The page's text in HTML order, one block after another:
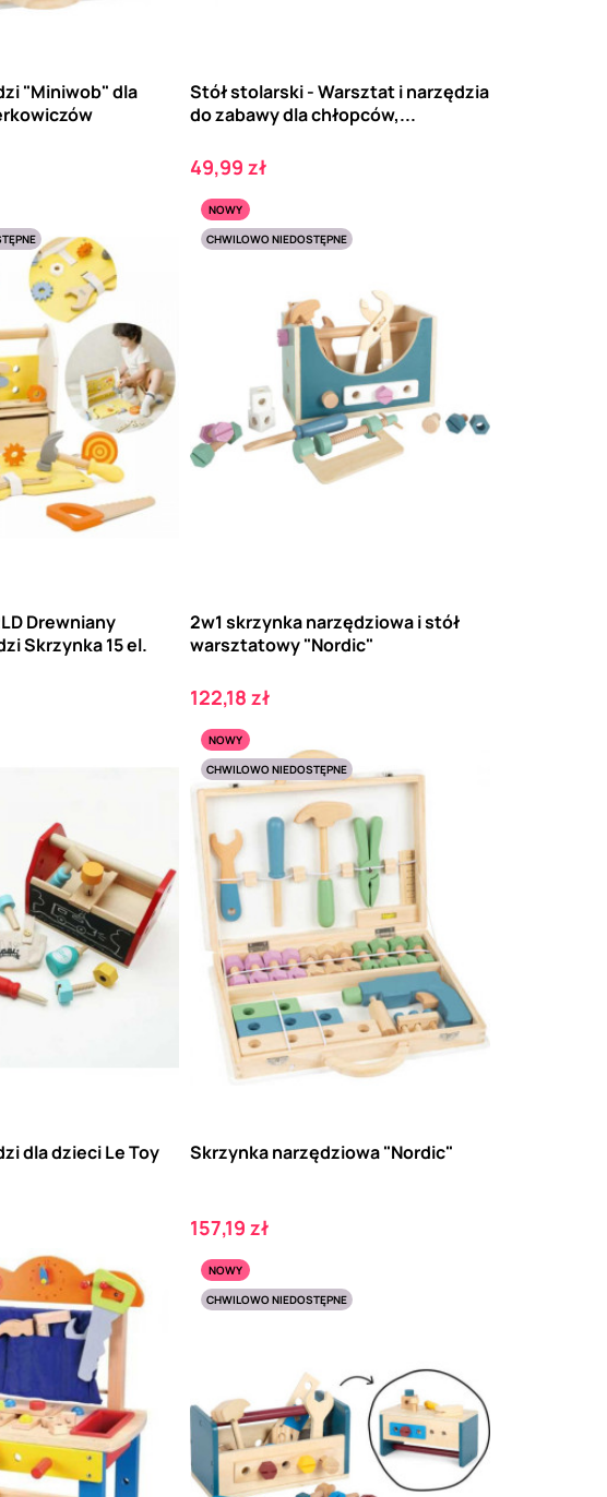
"Miniwob" dla
Stół stolarski - Warsztat i narzędzia
do zabawy dla chłopców,...
Cena
49,99 zł
Drewniany
Skrzynka 15 el.
NOWY
CHWILOWO NIEDOSTĘPNE
2w1 skrzynka narzędziowa i stół
warsztatowy "Nordic"
Cena
122,18 zł
dla dzieci Le Toy
NOWY
CHWILOWO NIEDOSTĘPNE
Skrzynka narzędziowa "Nordic"
Cena
157,19 zł
NOWY
CHWILOWO NIEDOSTĘPNE